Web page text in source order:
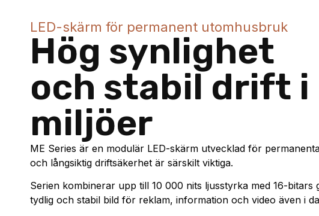
LED-skärm för permanent utomhusbruk
Hög synlighet
och stabil drift i
miljöer
ME Series är en modulär LED-skärm utvecklad för
och långsiktig driftsäkerhet är särskilt viktiga.
Serien kombinerar upp till 10 000 nits ljusstyrka med 16-
tydlig och stabil bild för reklam, information och video även i